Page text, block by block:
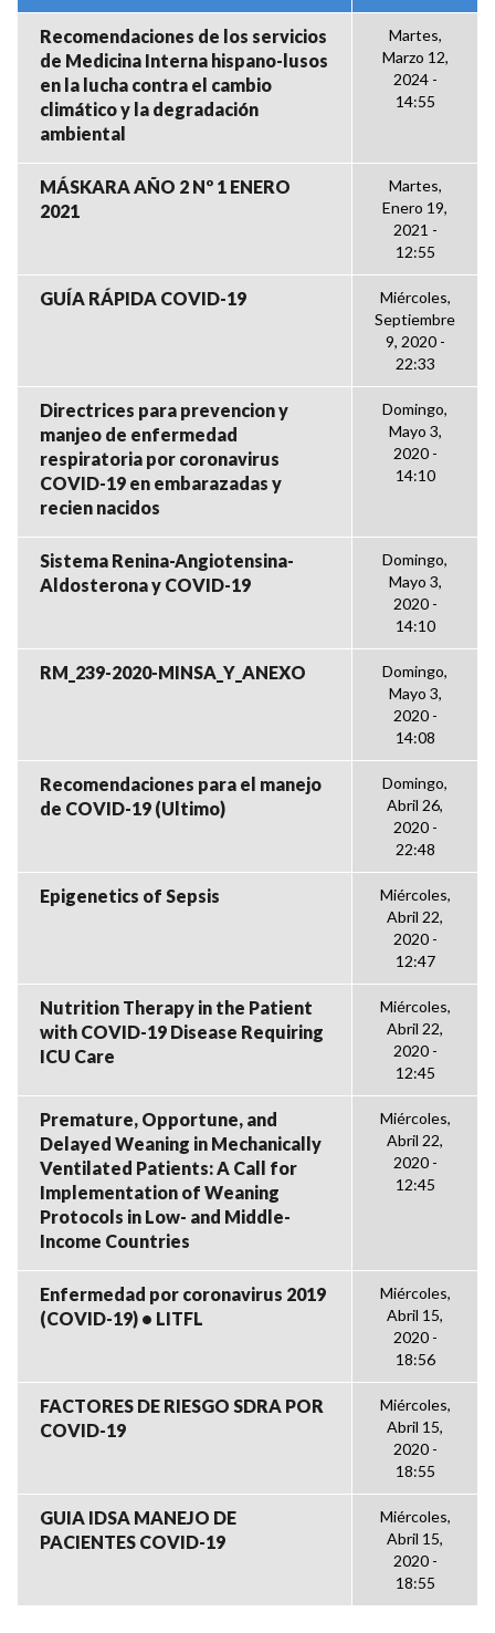
Recomendaciones de los servicios
de Medicina Interna hispano-lusos
en la lucha contra el cambio
climático y la degradación
ambiental
Martes,
Marzo 12,
2024 -
14:55
MÁSKARA AÑO 2 Nº 1 ENERO
2021
Martes,
Enero 19,
2021 -
12:55
GUÍA RÁPIDA COVID-19
Miércoles,
Septiembre
9, 2020 -
22:33
Directrices para prevencion y
manjeo de enfermedad
respiratoria por coronavirus
COVID-19 en embarazadas y
recien nacidos
Domingo,
Mayo 3,
2020 -
14:10
Sistema Renina-Angiotensina-
Aldosterona y COVID-19
Domingo,
Mayo 3,
2020 -
14:10
RM_239-2020-MINSA_Y_ANEXO
Domingo,
Mayo 3,
2020 -
14:08
Recomendaciones para el manejo
de COVID-19 (Ultimo)
Domingo,
Abril 26,
2020 -
22:48
Epigenetics of Sepsis
Miércoles,
Abril 22,
2020 -
12:47
Nutrition Therapy in the Patient
with COVID-19 Disease Requiring
ICU Care
Miércoles,
Abril 22,
2020 -
12:45
Premature, Opportune, and
Delayed Weaning in Mechanically
Ventilated Patients: A Call for
Implementation of Weaning
Protocols in Low- and Middle-
Income Countries
Miércoles,
Abril 22,
2020 -
12:45
Enfermedad por coronavirus 2019
(COVID-19) • LITFL
Miércoles,
Abril 15,
2020 -
18:56
FACTORES DE RIESGO SDRA POR
COVID-19
Miércoles,
Abril 15,
2020 -
18:55
GUIA IDSA MANEJO DE
PACIENTES COVID-19
Miércoles,
Abril 15,
2020 -
18:55